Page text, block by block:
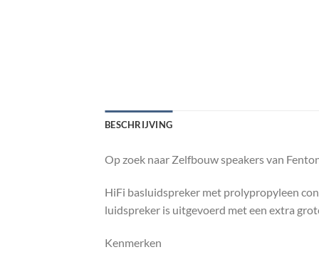
BESCHRIJVING
Op zoek naar Zelfbouw speakers van
HiFi basluidspreker met prolypropyleen
luidspreker is uitgevoerd met een extra
Kenmerken